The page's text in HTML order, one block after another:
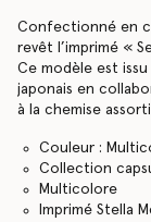
Confectionné en
revêt l’imprimé «
Ce modèle est
japonais en
à la chemise
Couleur :
Collection
Multicolore
Imprimé Stella